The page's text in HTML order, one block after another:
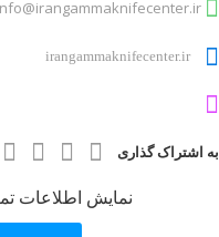
irangammaknifecenter.ir
به اشتراک گذاری
نمایش اطلاعات